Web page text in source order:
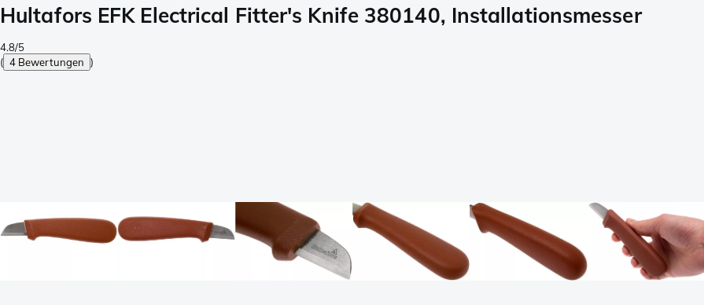
Hultafors EFK Electrical Fitter's Knife 380140, Installationsmesser
4.8/5
( 4 Bewertungen )